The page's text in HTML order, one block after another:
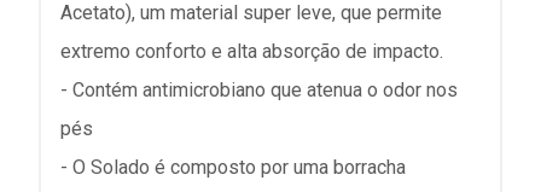
Acetato), um material super leve, que permite
extremo conforto e alta absorção de impacto.
- Contém antimicrobiano que atenua o odor nos
pés
- O Solado é composto por uma borracha